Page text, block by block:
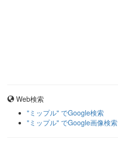
Web検索
"ミップル" でGoogle検索
"ミップル" でGoogle画像検索